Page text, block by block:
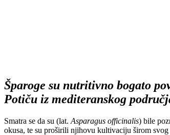
Šparoge su nutritivno bogato
Potiču iz mediteranskog
Smatra se da su (lat. Asparagus officinalis) bile
okusa, te su proširili njihovu kultivaciju širom